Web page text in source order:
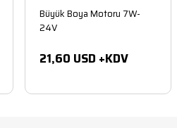
Büyük Boya Motoru 7W-
24V
21,60 USD +KDV